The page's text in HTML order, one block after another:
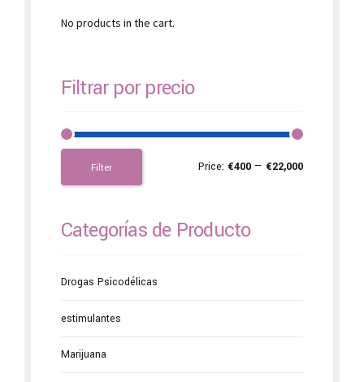
No products in the cart.
Filtrar por precio
Filter Price: €400 — €22,000
Categorías de Producto
Drogas Psicodélicas
estimulantes
Marijuana